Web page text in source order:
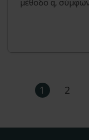
μέθοδο q,
1 2